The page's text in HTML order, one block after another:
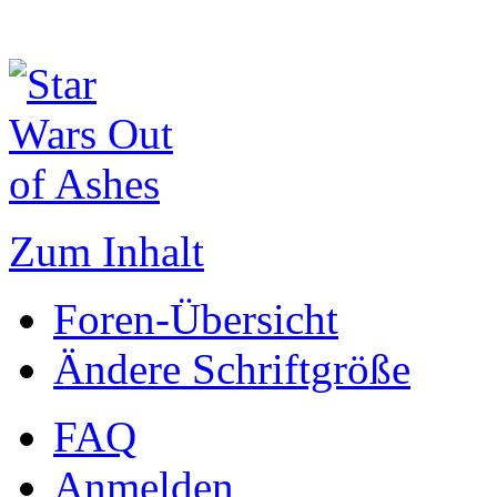
Zum Inhalt
Foren-Übersicht
Ändere Schriftgröße
FAQ
Anmelden